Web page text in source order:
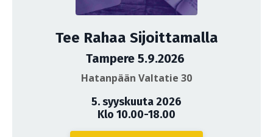
Tee Rahaa Sijoittamalla
Tampere 5.9.2026
Hatanpään Valtatie 30
5. syyskuuta 2026
Klo 10.00-18.00